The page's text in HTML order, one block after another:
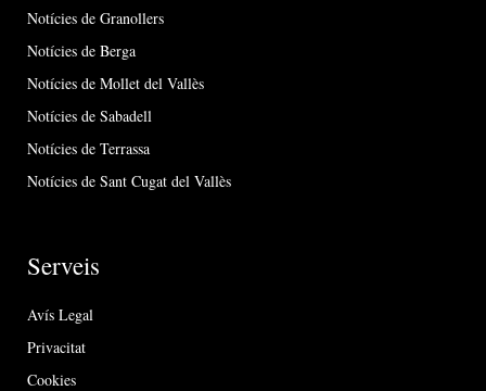
Notícies de Granollers
Notícies de Berga
Notícies de Mollet del Vallès
Notícies de Sabadell
Notícies de Terrassa
Notícies de Sant Cugat del Vallès
Serveis
Avís Legal
Privacitat
Cookies